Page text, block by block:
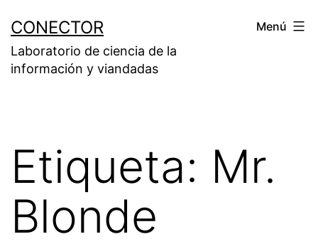
contenido
CONECTOR
Laboratorio de ciencia de la
información y viandadas
Menú
Etiqueta: Mr.
Blonde